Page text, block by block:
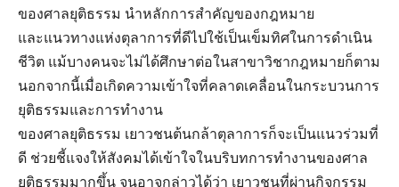
ของศาลยุติธรรม นำหลักการสำคัญของกฎหมาย
และแนวทางแห่งตุลาการที่ดีไปใช้เป็นเข็มทิศในการดำเนิน
ชีวิต แม้บางคนจะไม่ได้ศึกษาต่อในสาขาวิชากฎหมายก็ตาม
นอกจากนี้เมื่อเกิดความเข้าใจที่คลาดเคลื่อนในกระบวนการ
ยุติธรรมและการทำงาน
ของศาลยุติธรรม เยาวชนต้นกล้าตุลาการก็จะเป็นแนวร่วมที่
ดี ช่วยชี้แจงให้สังคมได้เข้าใจในบริบทการทำงานของศาล
ยุติธรรมมากขึ้น จนอาจกล่าวได้ว่า เยาวชนที่ผ่านกิจกรรม